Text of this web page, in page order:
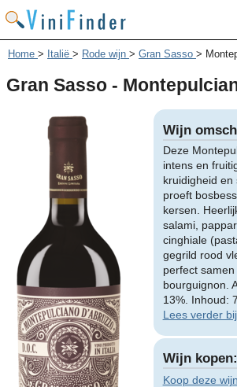
Home > Italië > Rode wijn > Gran Sasso >
Gran Sasso -
Wijn
Deze
intens en
kruidigheid en
proeft
kersen.
salami,
cinghiale
gegrild rood
perfect
bourguignon.
13%. Inhoud:
Lees verder
Wijn kopen:
Koop deze